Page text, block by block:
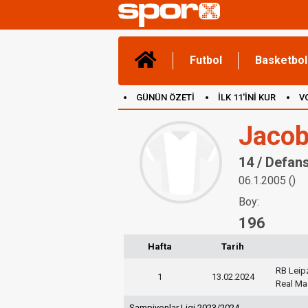
Futbol Basketbol
GÜNÜN ÖZETİ İLK 11'İNİ KUR
14 /
06.1.2005 ()
Boy:
196
Hafta Tarih
1 13.02.2024
RB
Real